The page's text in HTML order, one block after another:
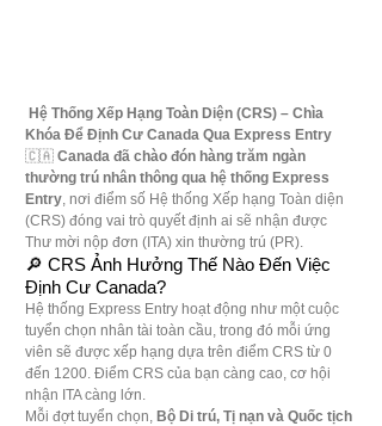
Hệ Thống Xếp Hạng Toàn Diện (CRS) – Chìa
Khóa Để Định Cư Canada Qua Express Entry
🇨🇦 Canada đã chào đón hàng trăm ngàn
thường trú nhân thông qua hệ thống Express
Entry , nơi điểm số Hệ thống Xếp hạng Toàn diện
(CRS) đóng vai trò quyết định ai sẽ nhận được
Thư mời nộp đơn (ITA) xin thường trú (PR).
🔎 CRS Ảnh Hưởng Thế Nào Đến Việc
Định Cư Canada?
Hệ thống Express Entry hoạt động như một cuộc
tuyển chọn nhân tài toàn cầu, trong đó mỗi ứng
viên sẽ được xếp hạng dựa trên điểm CRS từ 0
đến 1200. Điểm CRS của bạn càng cao, cơ hội
nhận ITA càng lớn.
Mỗi đợt tuyển chọn, Bộ Di trú, Tị nạn và Quốc tịch